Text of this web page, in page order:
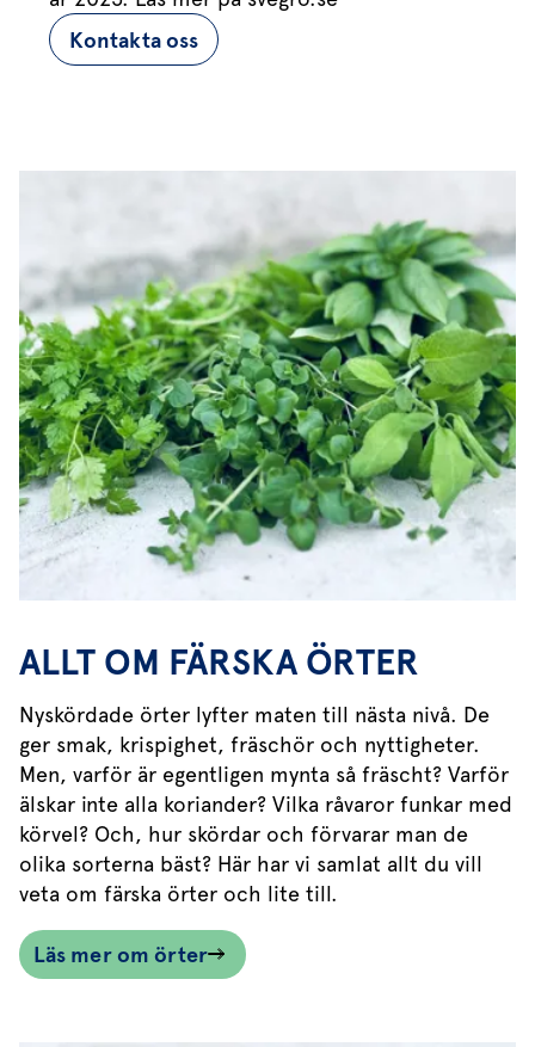
Kontakta oss
ALLT OM FÄRSKA ÖRTER
Nyskördade örter lyfter maten till nästa nivå. De
ger smak, krispighet, fräschör och nyttigheter.
Men, varför är egentligen mynta så fräscht? Varför
älskar inte alla koriander? Vilka råvaror funkar med
körvel? Och, hur skördar och förvarar man de
olika sorterna bäst? Här har vi samlat allt du vill
veta om färska örter och lite till.
Läs mer om örter